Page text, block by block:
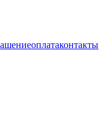
оплатаконтакты